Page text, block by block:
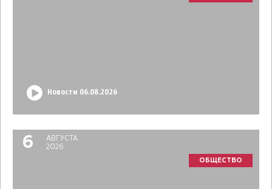
Новости 06.08.2026
6
АВГУСТА
2026
ОБЩЕСТВО